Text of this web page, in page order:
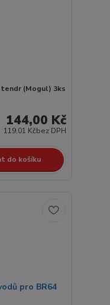
tendr (Mogul) 3ks
144,00 Kč
119,01 Kčbez DPH
do košíku